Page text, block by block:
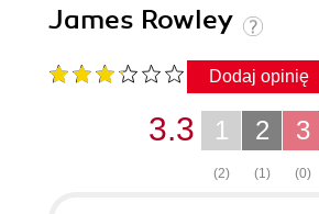
James Rowley
Dodaj opinię
3
(0)
2
(1)
1
(2)
3.3